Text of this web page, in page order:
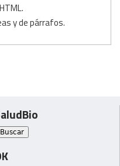
y de párrafos.